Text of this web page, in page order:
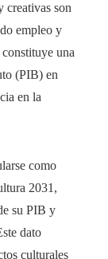
creativas son
empleo y
una
(PIB) en
en la
como
2031,
su PIB y
dato
culturales